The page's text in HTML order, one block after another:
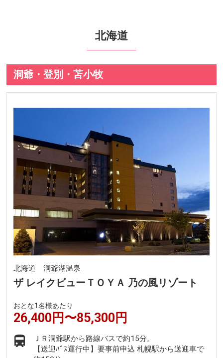
北海道
洞爺・登別・苫小牧
北海道 洞爺湖温泉
ザ レイクビューＴＯＹＡ 乃の風リゾート
おとな1名様あたり
26,400円〜85,300円
ＪＲ洞爺駅から路線バスで約15分。
【送迎ﾊﾞｽ運行中】要事前申込 札幌駅から送迎車で